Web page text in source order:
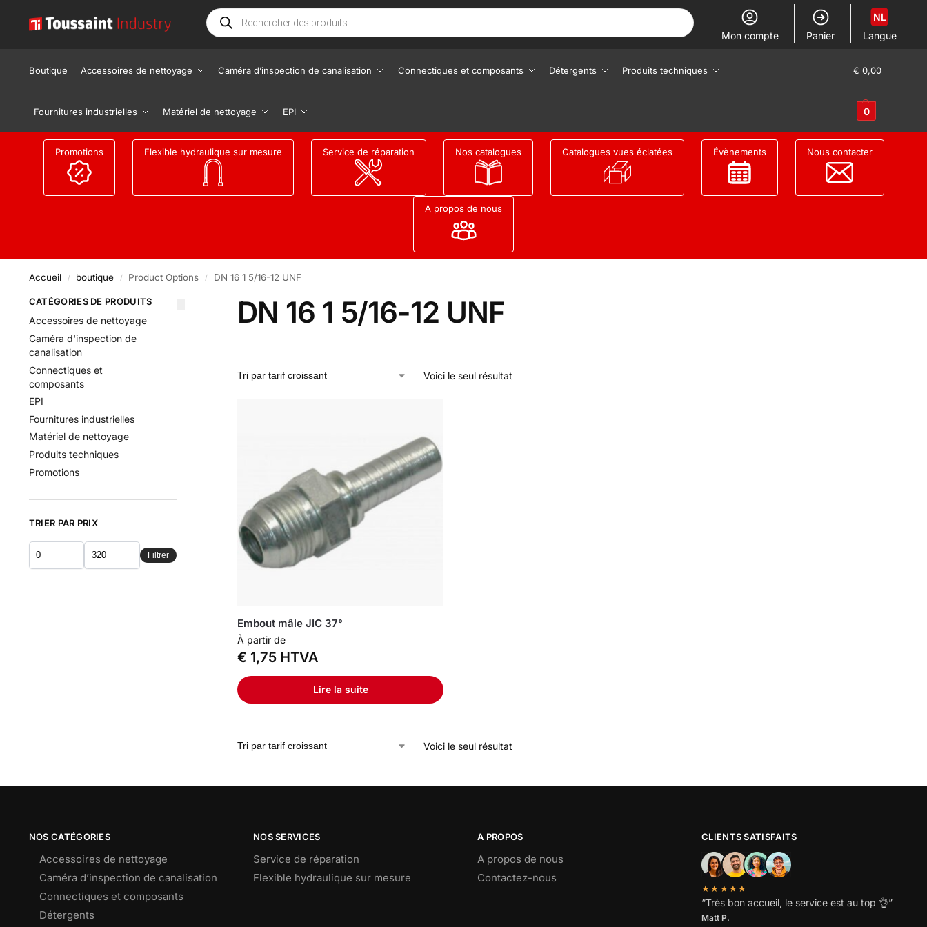
Mon compte Panier Langue
NL
Boutique Accessoires de nettoyage Caméra d’inspection de canalisation Connectiques et composants Détergents Produits techniques
Fournitures industrielles Matériel de nettoyage EPI
€ 0,00
0
Promotions Flexible hydraulique sur mesure Service de réparation Nos catalogues Catalogues vues éclatées Évènements Nous contacter
A propos de nous
Accueil / boutique / Product Options / DN 16 1 5/16-12 UNF
DN 16 1 5/16-12 UNF
Voici le seul résultat
Embout mâle JIC 37°
À partir de
€ 1,75 HTVA
Lire la suite
Voici le seul résultat
CATÉGORIES DE PRODUITS
Accessoires de nettoyage
Caméra d'inspection de
canalisation
Connectiques et
composants
EPI
Fournitures industrielles
Matériel de nettoyage
Produits techniques
Promotions
TRIER PAR PRIX
Filtrer
NOS CATÉGORIES
Accessoires de nettoyage
Caméra d’inspection de canalisation
Connectiques et composants
Détergents
NOS SERVICES
Service de réparation
Flexible hydraulique sur mesure
A PROPOS
A propos de nous
Contactez-nous
CLIENTS SATISFAITS
★★★★★
“Très bon accueil, le service est au top 👌”
Matt P.